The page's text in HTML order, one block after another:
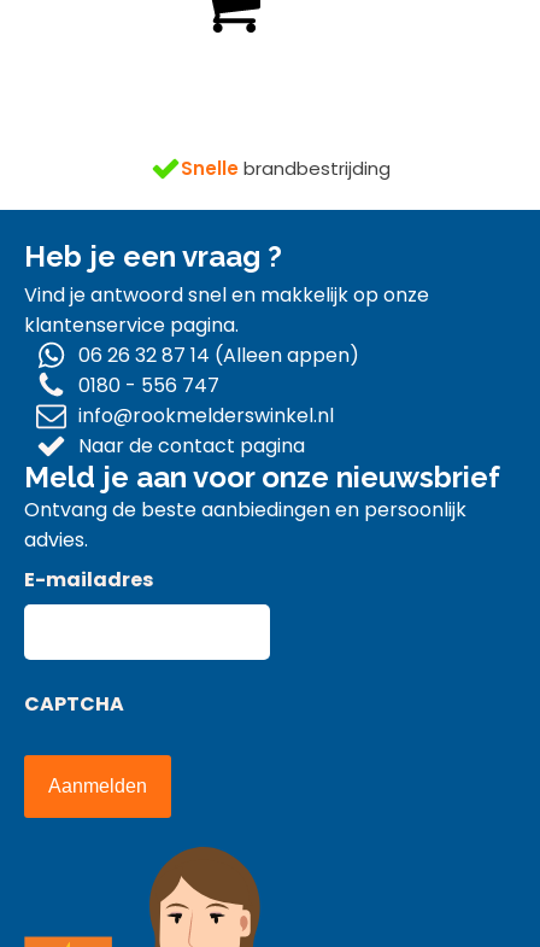
€ 22,50.
Snellebrandbestrijding
Heb je een vraag ?
Vind je antwoord snel en makkelijk op onze
klantenservice pagina.
06 26 32 87 14 (Alleen appen)
0180 - 556 747
info@rookmelderswinkel.nl
Naar de contact pagina
Meld je aan voor onze nieuwsbrief
Ontvang de beste aanbiedingen en persoonlijk
advies.
E-mailadres
CAPTCHA